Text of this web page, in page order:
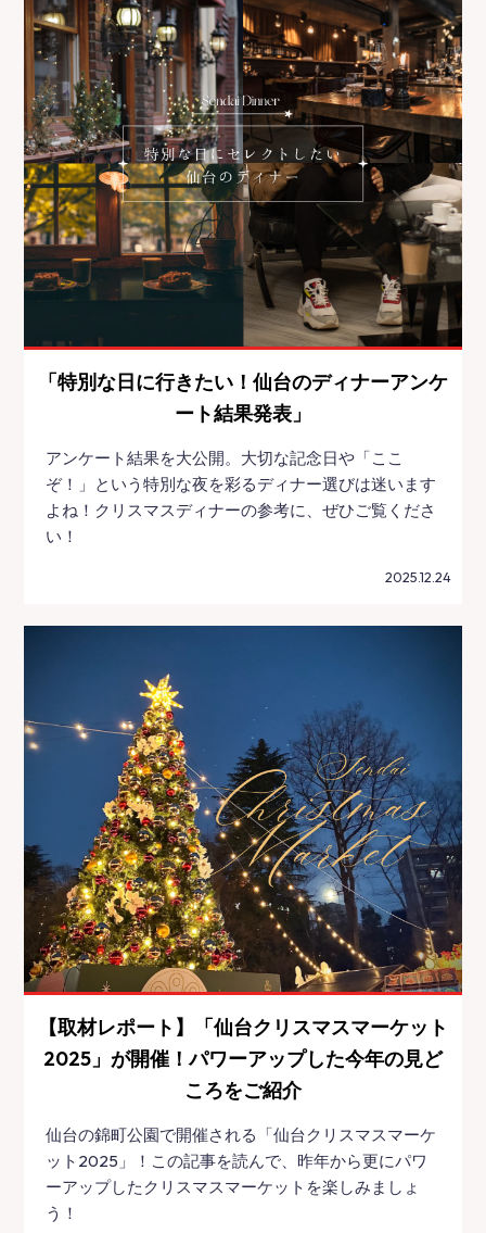
「特別な日に行きたい！仙台のディナーアンケ
ート結果発表」
アンケート結果を大公開。大切な記念日や「ここ
ぞ！」という特別な夜を彩るディナー選びは迷います
よね！クリスマスディナーの参考に、ぜひご覧くださ
い！
2025.12.24
【取材レポート】「仙台クリスマスマーケット
2025」が開催！パワーアップした今年の見ど
ころをご紹介
仙台の錦町公園で開催される「仙台クリスマスマーケ
ット2025」！この記事を読んで、昨年から更にパワ
ーアップしたクリスマスマーケットを楽しみましょ
う！